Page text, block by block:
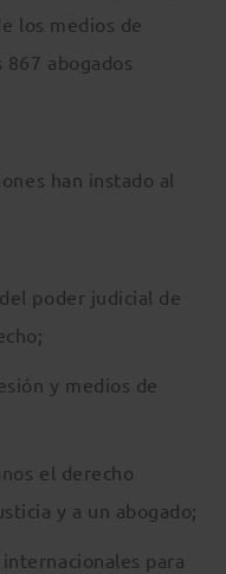
los medios de
abogados
han instado al
poder judicial de
y medios de
el derecho
y a un abogado;
para